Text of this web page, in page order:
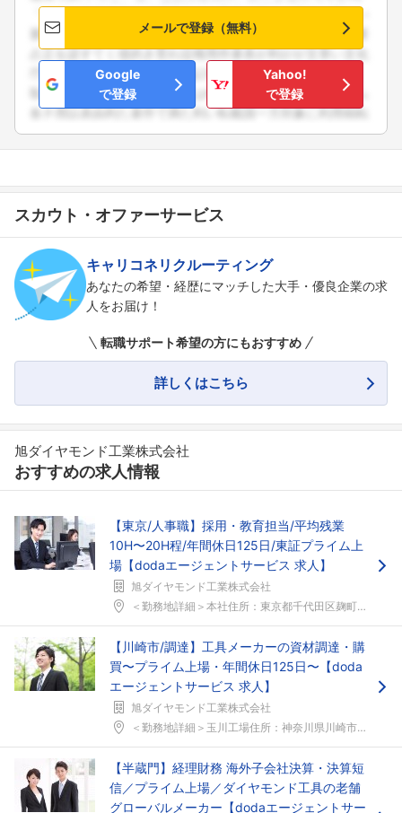
メールで登録（無料）
Google
で登録
Yahoo!
で登録
スカウト・オファーサービス
キャリコネリクルーティング
あなたの希望・経歴にマッチした大手・優良企業の求
人をお届け！
転職サポート希望の方にもおすすめ
詳しくはこちら
旭ダイヤモンド工業株式会社
おすすめの求人情報
【東京/人事職】採用・教育担当/平均残業
10H〜20H程/年間休日125日/東証プライム上
場【dodaエージェントサービス 求人】
旭ダイヤモンド工業株式会社
＜勤務地詳細＞本社住所：東京都千代田区麹町２丁目４...
【川崎市/調達】工具メーカーの資材調達・購
買〜プライム上場・年間休日125日〜【doda
エージェントサービス 求人】
旭ダイヤモンド工業株式会社
＜勤務地詳細＞玉川工場住所：神奈川県川崎市高津区久...
【半蔵門】経理財務 海外子会社決算・決算短
信／プライム上場／ダイヤモンド工具の老舗
グローバルメーカー【dodaエージェントサー